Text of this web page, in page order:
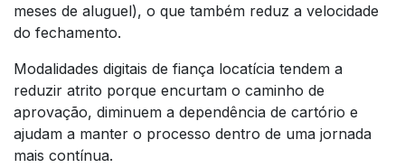
meses de aluguel), o que também reduz a velocidade
do fechamento.
Modalidades digitais de fiança locatícia tendem a
reduzir atrito porque encurtam o caminho de
aprovação, diminuem a dependência de cartório e
ajudam a manter o processo dentro de uma jornada
mais contínua.